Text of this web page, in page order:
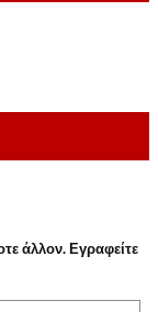
άλλον. Εγραφείτε